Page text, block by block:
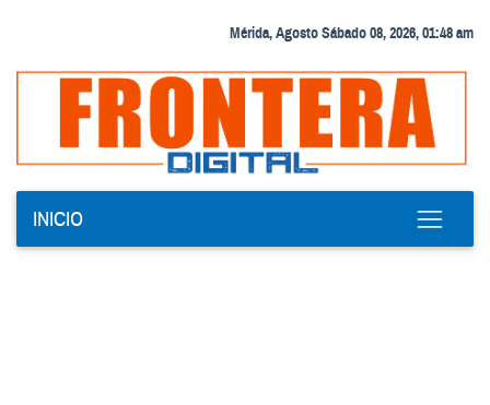
Mérida, Agosto Sábado 08, 2026, 01:48 am
INICIO